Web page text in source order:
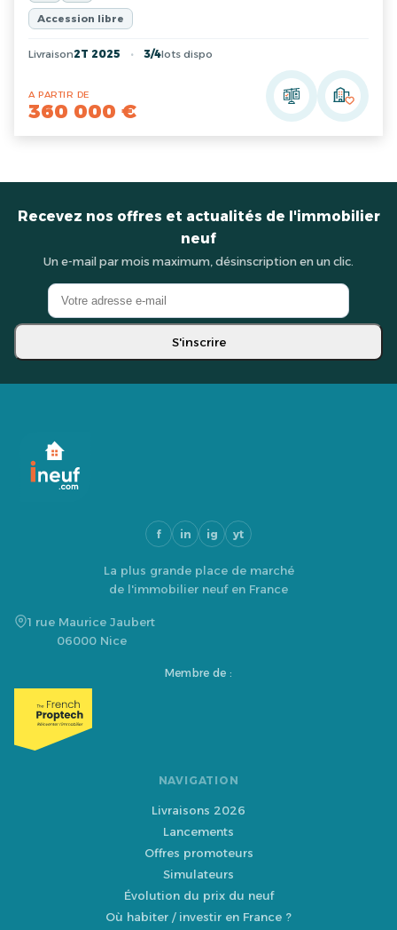
Accession libre
Livraison2T 2025 3/4lots dispo
A PARTIR DE
360 000 €
Recevez nos offres et actualités de l'immobilier
neuf
Un e-mail par mois maximum, désinscription en un clic.
S'inscrire
f in ig yt
La plus grande place de marché
de l'immobilier neuf en France
1 rue Maurice Jaubert
06000 Nice
Membre de :
NAVIGATION
Livraisons 2026
Lancements
Offres promoteurs
Simulateurs
Évolution du prix du neuf
Où habiter / investir en France ?